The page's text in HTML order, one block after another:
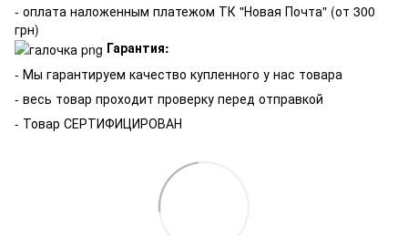
- оплата наложенным платежом ТК "Новая Почта" (от 300
грн)
Гарантия:
- Мы гарантируем качество купленного у нас товара
- весь товар проходит проверку перед отправкой
- Товар СЕРТИФИЦИРОВАН